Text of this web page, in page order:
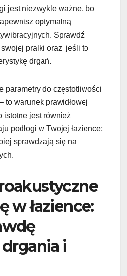
jest niezwykle ważne, bo
optymalną
Sprawdź
pralki oraz, jeśli to
drgań.
parametry do częstotliwości
to warunek prawidłowej
istotne jest również
podłogi w Twojej łazience;
sprawdzają się na
w łazience:
i